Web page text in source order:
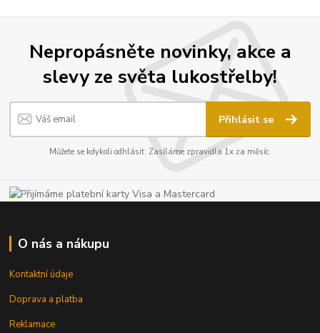
Nepropásněte novinky, akce a
slevy ze světa lukostřelby!
Přihlásit se
Můžete se kdykoli odhlásit. Zasíláme zpravidla 1x za měsíc.
O nás a nákupu
Kontaktní údaje
Doprava a platba
Reklamace